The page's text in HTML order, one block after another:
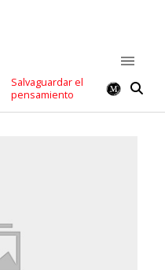
Salvaguardar el
pensamiento